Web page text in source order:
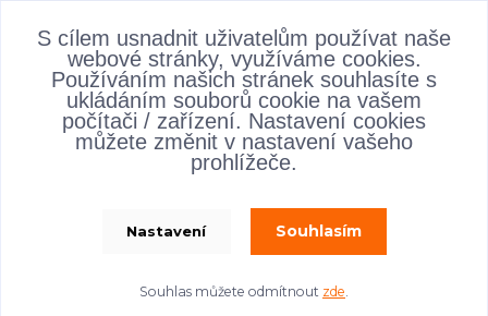
AKTUALITY
Vytvořeno na
Eshop-rychle.cz
S cílem usnadnit uživatelům používat naše
webové stránky, využíváme cookies.
Používáním našich stránek souhlasíte s
ukládáním souborů cookie na vašem
počítači / zařízení. Nastavení cookies
můžete změnit v nastavení vašeho
prohlížeče.
Nastavení Souhlasím
Souhlas můžete odmítnout zde